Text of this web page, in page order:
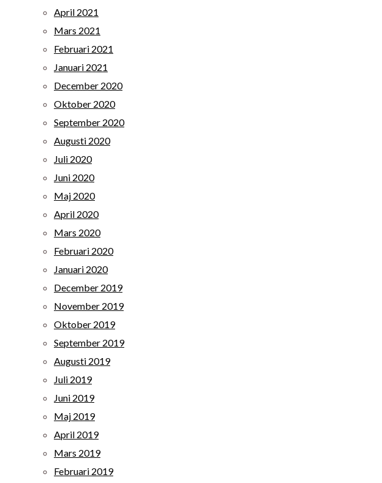
April 2021
Mars 2021
Februari 2021
Januari 2021
December 2020
Oktober 2020
September 2020
Augusti 2020
Juli 2020
Juni 2020
Maj 2020
April 2020
Mars 2020
Februari 2020
Januari 2020
December 2019
November 2019
Oktober 2019
September 2019
Augusti 2019
Juli 2019
Juni 2019
Maj 2019
April 2019
Mars 2019
Februari 2019